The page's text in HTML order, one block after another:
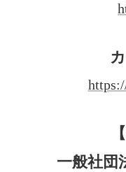
一般社団